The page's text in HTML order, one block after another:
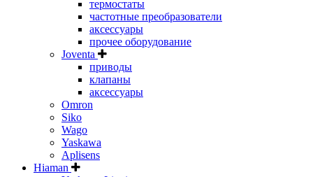
термостаты
частотные преобразователи
аксессуары
прочее оборудование
Joventa
приводы
клапаны
аксессуары
Omron
Siko
Wago
Yaskawa
Aplisens
Hiaman